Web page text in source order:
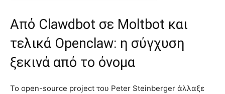
Από Clawdbot σε Moltbot και
τελικά Openclaw: η σύγχυση
ξεκινά από το όνομα
Το open-source project του Peter Steinberger άλλαξε